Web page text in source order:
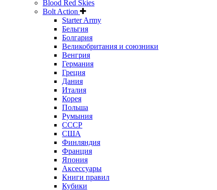
Blood Red Skies
Bolt Action
Starter Army
Бельгия
Болгария
Великобритания и союзники
Венгрия
Германия
Греция
Дания
Италия
Корея
Польша
Румыния
СССР
США
Финляндия
Франция
Япония
Аксессуары
Книги правил
Кубики